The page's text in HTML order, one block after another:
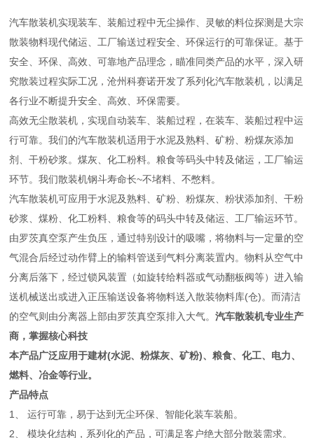
汽车散装机实现装车、装船过程中无尘操作、灵敏的料位探测是大宗
散装物料现代储运、工厂输送过程安全、环保运行的可靠保证。基于
安全、环保、高效、可靠地产品理念，瞄准同类产品的水平，深入研
究散装过程实际工况，沧州科赛诺开发了系列化汽车散装机，以满足
各行业不断提升安全、高效、环保需要。
高效无尘散装机，实现自动装车、装船过程，在装车、装船过程中运
行可靠。我们的汽车散装机适用于水泥及熟料、矿粉、粉煤灰添加
剂、干粉砂浆。煤灰、化工粉料。粮食等码头中转及储运，工厂输运
环节。我们散装机钢斗寿命长~不堵料、不憋料。
汽车散装机可应用于水泥及熟料、矿粉、粉煤灰、粉状添加剂、干粉
砂浆、煤粉、化工粉料、粮食等的码头中转及储运、工厂输运环节。
由罗茨真空泵产生负压，通过特别设计的吸嘴，将物料与一定量的空
气混合后经过动作臂上的输料管送到气料分离装置内。物料从空气中
分离后落下，经过锁风装置（如旋转给料器或气动翻板阀等）进入输
送机械送出或进入正压输送设备将物料送入散装物料库(仓)。而清洁
的空气则由分离器上部由罗茨真空泵排入大气。汽车散装机专业生产
商，掌握核心科技
本产品广泛应用于建材(水泥、粉煤灰、矿粉)、粮食、化工、电力、
燃料、冶金等行业。
产品特点
1、 运行可靠，易于达到无尘环保、智能化装车装船。
2、 模块化结构，系列化的产品，可满足客户绝大部分散装需求。